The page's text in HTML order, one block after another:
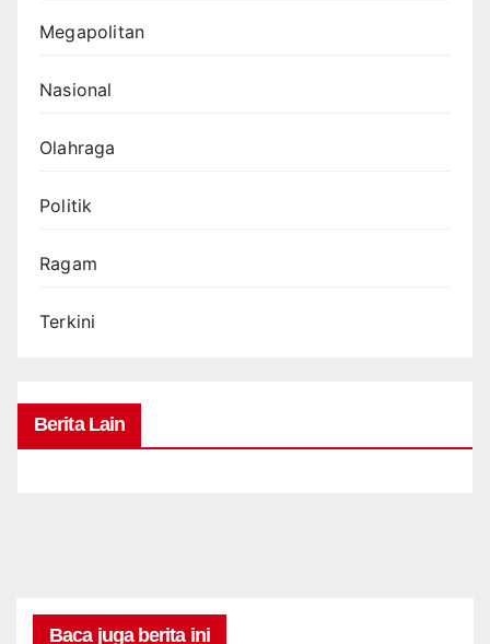
Megapolitan
Nasional
Olahraga
Politik
Ragam
Terkini
Berita Lain
Baca juga berita ini